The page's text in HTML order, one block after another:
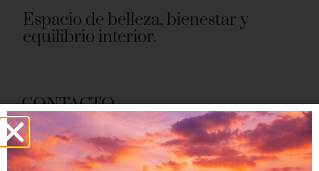
CONTACTO
Rda Damaso Torán, 52 bj. Teruel
608 903 601
Espacio de belleza, bienestar y
equilibrio interior.